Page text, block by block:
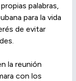
palabras,
para la vida
de evitar
la reunión
con los